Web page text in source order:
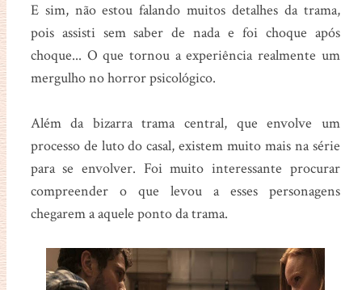
E sim, não estou falando muitos detalhes da trama,
pois assisti sem saber de nada e foi choque após
choque... O que tornou a experiência realmente um
mergulho no horror psicológico.
Além da bizarra trama central, que envolve um
processo de luto do casal, existem muito mais na série
para se envolver. Foi muito interessante procurar
compreender o que levou a esses personagens
chegarem a aquele ponto da trama.